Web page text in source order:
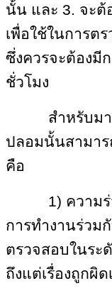
นั้น และ 3. จะต้
เพื่อใช้ในการต
ซึ่งควรจะต้องมี
ชั่วโมง
สำหรับมาต
ปลอมนั้นสามาร
คือ
1) ความ
การทำงานร่วม
ตรวจสอบในระ
ถึงแต่เรื่องถูกผิ